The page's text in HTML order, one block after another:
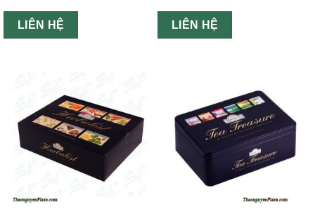
LIÊN HỆ LIÊN HỆ